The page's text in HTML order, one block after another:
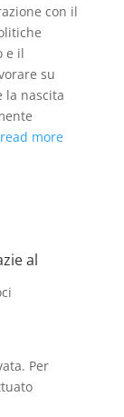
con il
e il
su
la nascita
more
al
Per